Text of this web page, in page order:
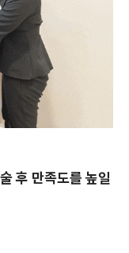
후 만족도를 높일